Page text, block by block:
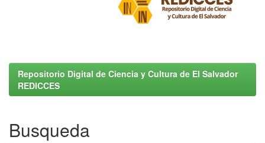
Repositorio Digital de Ciencia y Cultura de El Salvador
REDICCES
Busqueda